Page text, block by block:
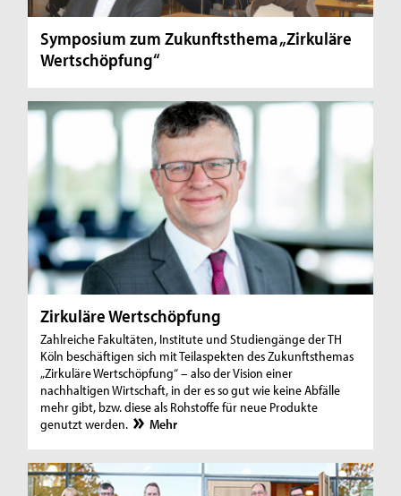
Symposium zum Zukunftsthema „Zirkuläre
Wertschöpfung“
Zirkuläre Wertschöpfung
Zahlreiche Fakultäten, Institute und Studiengänge der TH
Köln beschäftigen sich mit Teilaspekten des Zukunftsthemas
„Zirkuläre Wertschöpfung“ – also der Vision einer
nachhaltigen Wirtschaft, in der es so gut wie keine Abfälle
mehr gibt, bzw. diese als Rohstoffe für neue Produkte
genutzt werden.
Mehr